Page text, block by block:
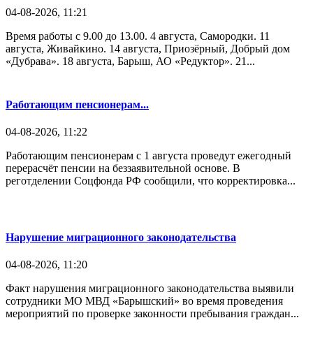
04-08-2026, 11:21
Время работы с 9.00 до 13.00. 4 августа, Самородки. 11
августа, Живайкино. 14 августа, Приозёрный, Добрый дом
«Дубрава». 18 августа, Барыш, АО «Редуктор». 21...
Работающим пенсионерам...
04-08-2026, 11:22
Работающим пенсионерам с 1 августа проведут ежегодный
перерасчёт пенсии на беззаявительной основе. В
реготделении Соцфонда РФ сообщили, что корректировка...
Нарушение миграционного законодательства
04-08-2026, 11:20
Факт нарушения миграционного законодательства выявили
сотрудники МО МВД «Барышский» во время проведения
мероприятий по проверке законности пребывания граждан...